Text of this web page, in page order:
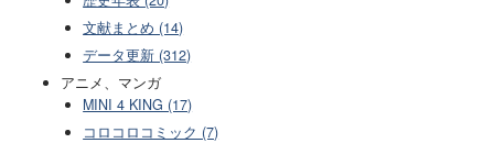
文献まとめ (14)
データ更新 (312)
アニメ、マンガ
MINI 4 KING (17)
コロコロコミック (7)